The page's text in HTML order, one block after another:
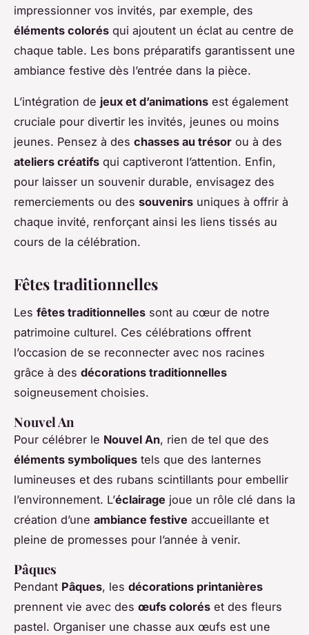
impressionner vos invités, par exemple, des
éléments colorés qui ajoutent un éclat au centre de
chaque table. Les bons préparatifs garantissent une
ambiance festive dès l’entrée dans la pièce.
L’intégration de jeux et d’animations est également
cruciale pour divertir les invités, jeunes ou moins
jeunes. Pensez à des chasses au trésor ou à des
ateliers créatifs qui captiveront l’attention. Enfin,
pour laisser un souvenir durable, envisagez des
remerciements ou des souvenirs uniques à offrir à
chaque invité, renforçant ainsi les liens tissés au
cours de la célébration.
Fêtes traditionnelles
Les fêtes traditionnelles sont au cœur de notre
patrimoine culturel. Ces célébrations offrent
l’occasion de se reconnecter avec nos racines
grâce à des décorations traditionnelles
soigneusement choisies.
Nouvel An
Pour célébrer le Nouvel An, rien de tel que des
éléments symboliques tels que des lanternes
lumineuses et des rubans scintillants pour embellir
l’environnement. L’éclairage joue un rôle clé dans la
création d’une ambiance festive accueillante et
pleine de promesses pour l’année à venir.
Pâques
Pendant Pâques, les décorations printanières
prennent vie avec des œufs colorés et des fleurs
pastel. Organiser une chasse aux œufs est une